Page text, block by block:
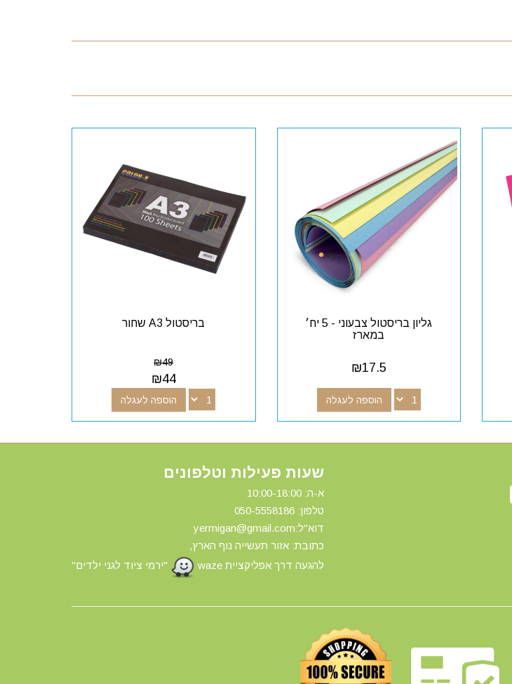
גליון בריסטול צבעוני - 5 יח׳
במארז
₪17.5
הוספה לעגלה
בריסטול A3 שחור
₪49
₪44
הוספה לעגלה
שעות פעילות וטלפונים
א-ה: 10:00-18:00
טלפון: 0 50-5558186
דוא"ל:yermigan@gmail.com
כתובת: אזור תעשייה נוף הארץ,
להגעה דרך אפליקציית waze
"ירמי ציוד לגני ילדים"